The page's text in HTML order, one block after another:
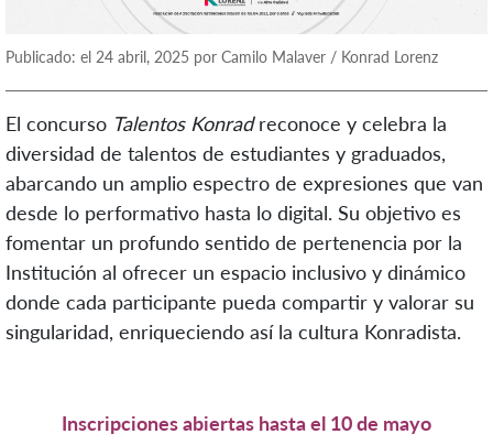
Publicado: el 24 abril, 2025 por Camilo Malaver / Konrad Lorenz
El concurso Talentos Konradreconoce y celebra la
diversidad de talentos de estudiantes y graduados,
abarcando un amplio espectro de expresiones que van
desde lo performativo hasta lo digital. Su objetivo es
fomentar un profundo sentido de pertenencia por la
Institución al ofrecer un espacio inclusivo y dinámico
donde cada participante pueda compartir y valorar su
singularidad, enriqueciendo así la cultura Konradista.
Inscripciones abiertas hasta el 10 de mayo